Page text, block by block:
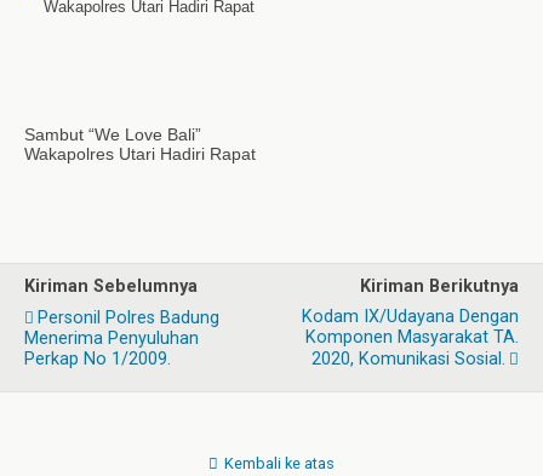
Sambut “We Love Bali”
Wakapolres Utari Hadiri Rapat
Kiriman Sebelumnya
Personil Polres Badung
Menerima Penyuluhan
Perkap No 1/2009.
Kiriman Berikutnya
Kodam IX/Udayana Dengan
Komponen Masyarakat TA.
2020, Komunikasi Sosial.
Kembali ke atas